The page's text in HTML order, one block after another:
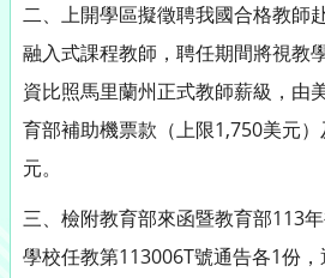
二、上開學區擬徵聘我國合格教師
融入式課程教師，聘任期間將視教
資比照馬里蘭州正式教師薪級，由
育部補助機票款（上限1,750美元
元。
三、檢附教育部來函暨教育部113
學校任教第113006T號通告各1份